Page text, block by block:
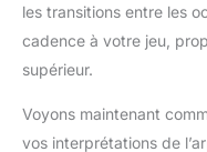
les transitions entre les
cadence à votre jeu,
supérieur.
Voyons maintenant
vos interprétations de